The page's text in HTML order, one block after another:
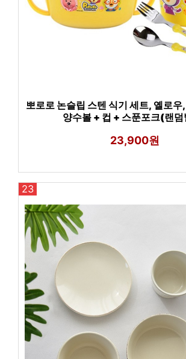
뽀로로 논슬립 스텐 식기 세트, 옐로우
양수볼 + 컵 + 스푼포크(랜
23,900원
23